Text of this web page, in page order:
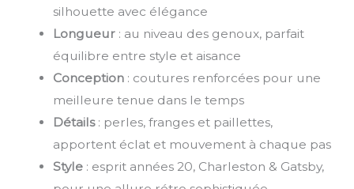
silhouette avec élégance
Longueur: au niveau des genoux, parfait
équilibre entre style et aisance
Conception: coutures renforcées pour une
meilleure tenue dans le temps
Détails: perles, franges et paillettes,
apportent éclat et mouvement à chaque pas
Style: esprit années 20, Charleston & Gatsby,